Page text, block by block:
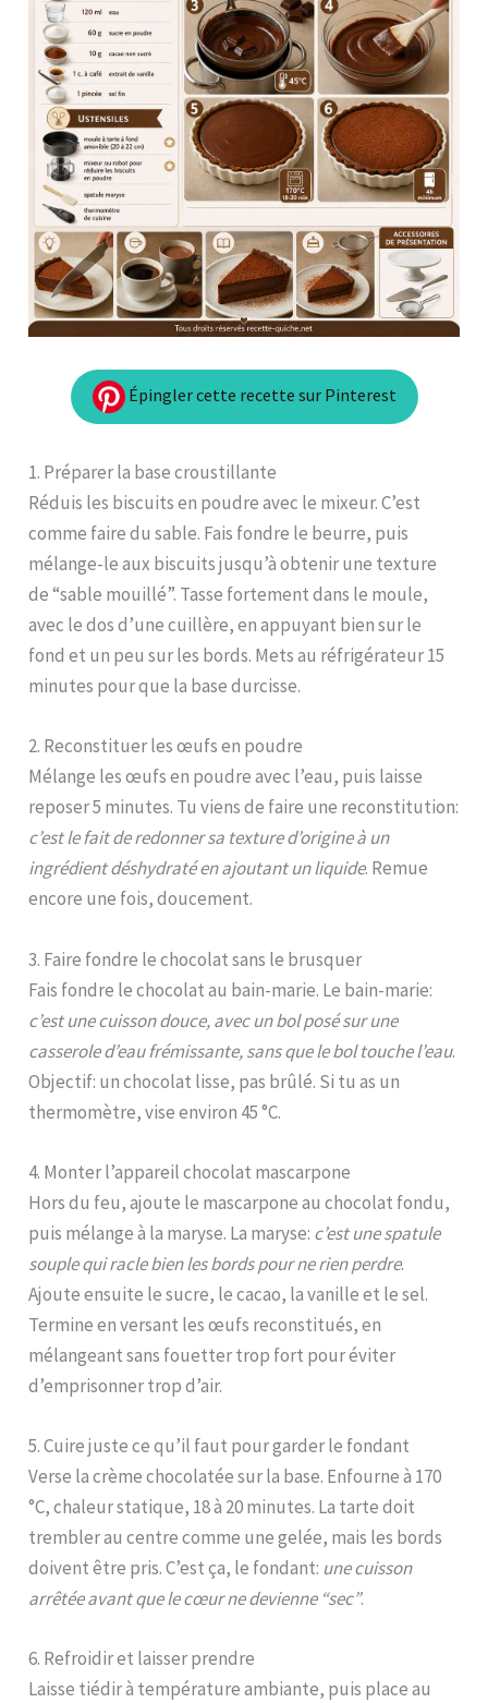
Épingler cette recette sur Pinterest
1. Préparer la base croustillante
Réduis les biscuits en poudre avec le mixeur. C’est
comme faire du sable. Fais fondre le beurre, puis
mélange-le aux biscuits jusqu’à obtenir une texture
de “sable mouillé”. Tasse fortement dans le moule,
avec le dos d’une cuillère, en appuyant bien sur le
fond et un peu sur les bords. Mets au réfrigérateur 15
minutes pour que la base durcisse.
2. Reconstituer les œufs en poudre
Mélange les œufs en poudre avec l’eau, puis laisse
reposer 5 minutes. Tu viens de faire une reconstitution:
c’est le fait de redonner sa texture d’origine à un
ingrédient déshydraté en ajoutant un liquide. Remue
encore une fois, doucement.
3. Faire fondre le chocolat sans le brusquer
Fais fondre le chocolat au bain-marie. Le bain-marie:
c’est une cuisson douce, avec un bol posé sur une
casserole d’eau frémissante, sans que le bol touche l’eau.
Objectif: un chocolat lisse, pas brûlé. Si tu as un
thermomètre, vise environ 45 °C.
4. Monter l’appareil chocolat mascarpone
Hors du feu, ajoute le mascarpone au chocolat fondu,
puis mélange à la maryse. La maryse: c’est une spatule
souple qui racle bien les bords pour ne rien perdre.
Ajoute ensuite le sucre, le cacao, la vanille et le sel.
Termine en versant les œufs reconstitués, en
mélangeant sans fouetter trop fort pour éviter
d’emprisonner trop d’air.
5. Cuire juste ce qu’il faut pour garder le fondant
Verse la crème chocolatée sur la base. Enfourne à 170
°C, chaleur statique, 18 à 20 minutes. La tarte doit
trembler au centre comme une gelée, mais les bords
doivent être pris. C’est ça, le fondant: une cuisson
arrêtée avant que le cœur ne devienne “sec”.
6. Refroidir et laisser prendre
Laisse tiédir à température ambiante, puis place au